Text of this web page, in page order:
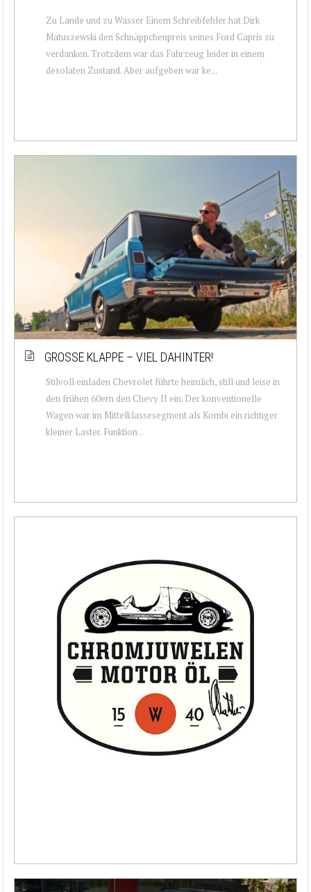
Zu Lande und zu Wasser Einem Schreibfehler hat Dirk
Matuszewski den Schnäppchenpreis seines Ford Capris zu
verdanken. Trotzdem war das Fahrzeug leider in einem
desolaten Zustand. Aber aufgeben war ke...
GROSSE KLAPPE – VIEL DAHINTER!
Stilvoll einladen Chevrolet führte heimlich, still und leise in
den frühen 60ern den Chevy II ein. Der konventionelle
Wagen war im Mittelklassesegment als Kombi ein richtiger
kleiner Laster. Funktion...